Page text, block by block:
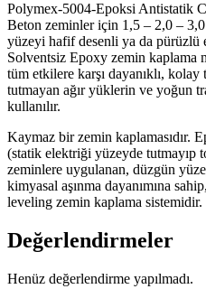
Polymex-5004-Epoksi Antistatik
Beton zeminler için 1,5 – 2,0 –
yüzeyi hafif desenli ya da pürüzlü
Solventsiz Epoxy zemin kaplama
tüm etkilere karşı dayanıklı,
tutmayan ağır yüklerin ve yoğun
kullanılır.
Kaymaz bir zemin kaplamasıdır.
(statik elektriği yüzeyde tutmayıp
zeminlere uygulanan, düzgün
kimyasal aşınma dayanımına
leveling zemin kaplama sistemidir.
Değerlendirmeler
Henüz değerlendirme yapılmadı.